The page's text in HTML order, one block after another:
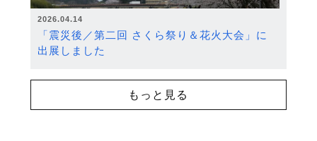
2026.04.14
「震災後／第二回 さくら祭り＆花火大会」に
出展しました
もっと見る